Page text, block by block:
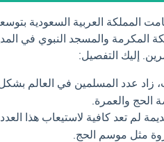
المملكة العربية السعودية
المكرمة والمسجد النبوي في
إليك التفصيل:
زاد عدد المسلمين في العالم
الحج والعمرة.
لم تعد كافية لاستيعاب هذا
مثل موسم الحج.